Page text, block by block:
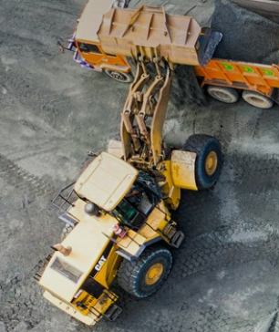
Ga direct naar de content
Veel gezocht
Opleiding
Contact